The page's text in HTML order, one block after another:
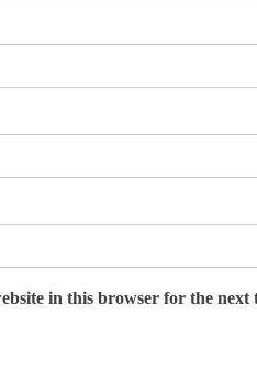
in this browser for the next